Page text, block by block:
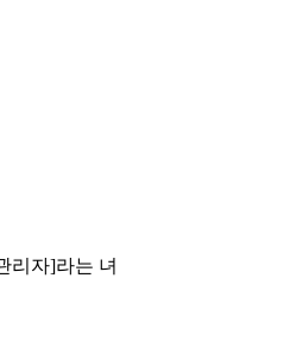
리자]라는 녀